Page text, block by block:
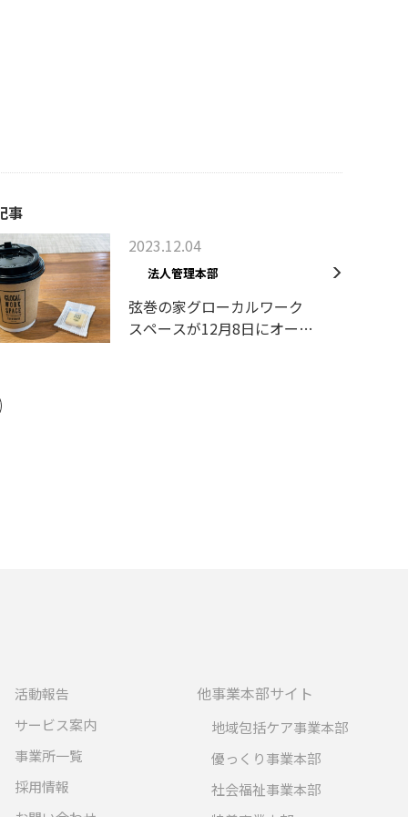
事
2023.12.04
法人管理本部
弦巻の家グローカルワーク
スペースが12月8日にオープ
活動報告
サービス案内
事業所一覧
採用情報
他事業本部サイト
地域包括ケア事業本部
優っくり事業本部
社会福祉事業本部